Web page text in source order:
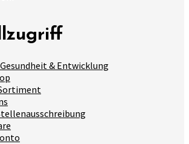
& Entwicklung